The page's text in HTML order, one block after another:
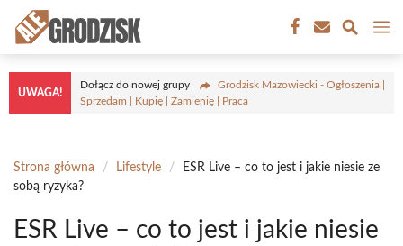
Przejdź
treści
UWAGA!
Dołącz do nowej grupy
Grodzisk Mazowiecki - Ogłoszenia |
Sprzedam | Kupię | Zamienię | Praca
Strona główna / Lifestyle /
ESR Live – co to jest i jakie niesie ze
sobą ryzyka?
ESR Live – co to jest i jakie niesie